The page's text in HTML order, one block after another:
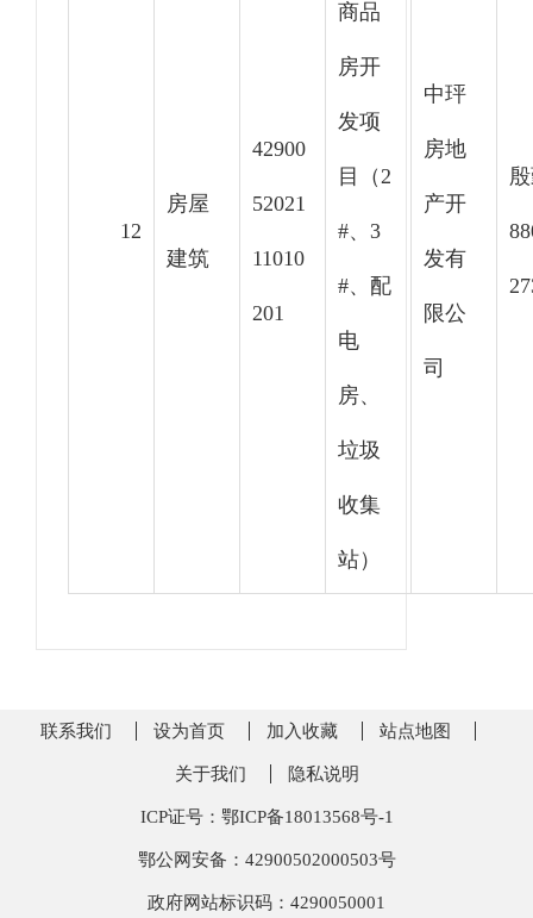
12
房屋
建筑
42900
52021
11010
201
商品
房开
发项
目（2
#、3
#、配
电
房、
垃圾
收集
站）
中玶
房地
产开
发有
限公
司
联系我们 设为首页 加入收藏 站点地图
关于我们 隐私说明
ICP证号：鄂ICP备18013568号-1
鄂公网安备：42900502000503号
政府网站标识码：4290050001